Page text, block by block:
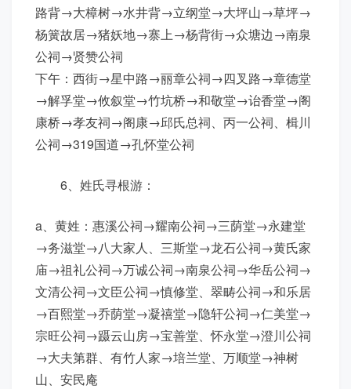
路背→大樟树→水井背→立纲堂→大坪山→草坪→
杨簧故居→猪妖地→寨上→杨背街→众塘边→南泉
公祠→贤赞公祠
下午：西街→星中路→丽章公祠→四叉路→章德堂
→解孚堂→攸叙堂→竹坑桥→和敬堂→诒香堂→阁
康桥→孝友祠→阁康→邱氏总祠、丙一公祠、楫川
公祠→319国道→孔怀堂公祠
6、姓氏寻根游：
a、黄姓：惠溪公祠→耀南公祠→三荫堂→永建堂
→务滋堂→八大家人、三斯堂→龙石公祠→黄氏家
庙→祖礼公祠→万诚公祠→南泉公祠→华岳公祠→
文清公祠→文臣公祠→慎修堂、翠畴公祠→和乐居
→百熙堂→乔荫堂→凝禧堂→隐轩公祠→仁美堂→
宗旺公祠→蹑云山房→宝善堂、怀永堂→澄川公祠
→大夫第群、有竹人家→培兰堂、万顺堂→神树
山、安民庵